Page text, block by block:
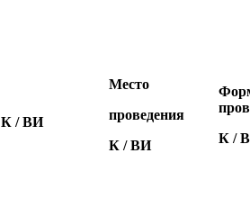
К / ВИ
Место
проведения
К / ВИ
К /